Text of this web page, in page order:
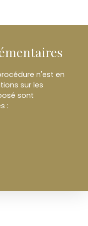
n'est en
sur les
sont
: